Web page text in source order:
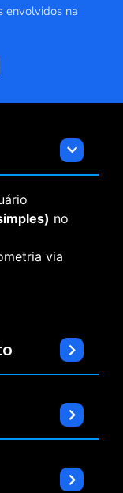
envolvidos na
no
via